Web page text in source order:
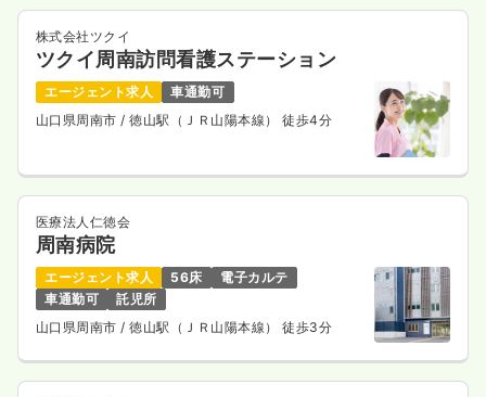
株式会社ツクイ
ツクイ周南訪問看護ステーション
エージェント求人
車通勤可
山口県周南市 / 徳山駅（ＪＲ山陽本線） 徒歩4分
医療法人仁徳会
周南病院
エージェント求人 56床
電子カルテ
車通勤可
託児所
山口県周南市/ 徳山駅（ＪＲ山陽本線） 徒歩3分